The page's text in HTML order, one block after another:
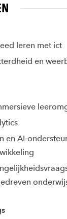
leren met ict
en
en AI-